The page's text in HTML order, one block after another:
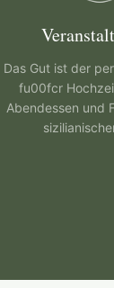
Das Gut ist der
fu00fcr
Abendessen und